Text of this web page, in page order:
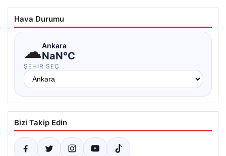
Hava Durumu
☁Ankara
NaN°C
ŞEHIR SEÇ
Bizi Takip Edin